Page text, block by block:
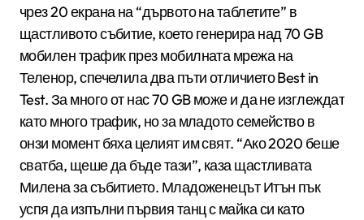
чрез 20 екрана на “дървото на таблетите” в
щастливото събитие, което генерира над 70 GB
мобилен трафик през мобилната мрежа на
Теленор, спечелила два пъти отличието Best in
Test. За много от нас 70 GB може и да не изглеждат
като много трафик, но за младото семейство в
онзи момент бяха целият им свят. “Ако 2020 беше
сватба, щеше да бъде тази”, каза щастливата
Милена за събитието. Младоженецът Итън пък
успя да изпълни първия танц с майка си като